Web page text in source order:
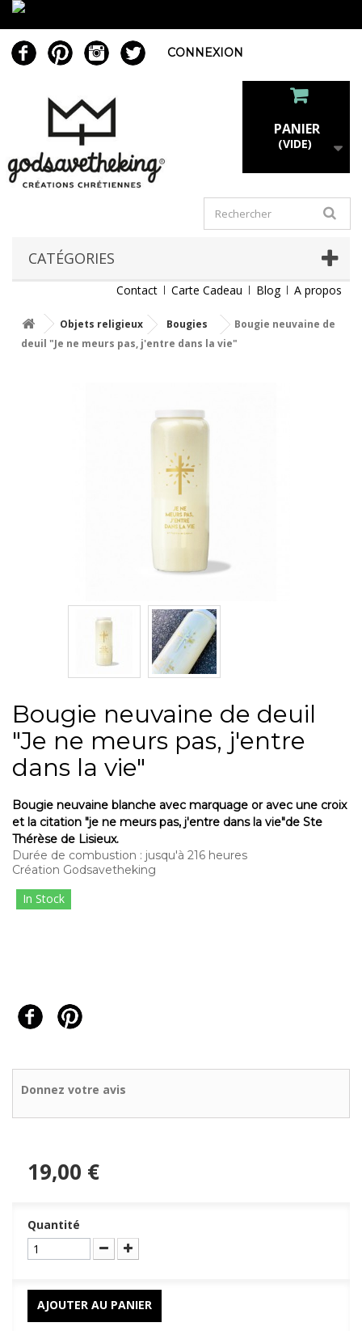
CONNEXION
PANIER
(VIDE)
CATÉGORIES
Contact Carte Cadeau Blog A propos
Objets religieux Bougies
Bougie neuvaine de
deuil "Je ne meurs pas, j'entre dans la vie"
Bougie neuvaine de deuil
"Je ne meurs pas, j'entre
dans la vie"
Bougie neuvaine blanche avec marquage or avec une croix
et la citation "je ne meurs pas, j'entre dans la vie"de Ste
Thérèse de Lisieux.
Durée de combustion : jusqu'à 216 heures
Création Godsavetheking
In Stock
Donnez votre avis
19,00 €
Quantité
AJOUTER AU PANIER